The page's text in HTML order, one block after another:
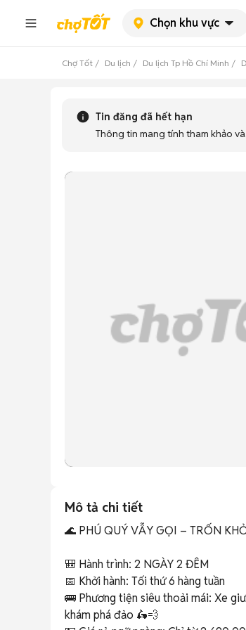
Chọn khu vực
Chợ Tốt Du lịch Du lịch Tp Hồ Chí Minh
Tin đăng đã hết hạn
Thông tin mang tính tham khảo
Mô tả chi tiết
🌊 PHÚ QUÝ VẪY GỌI – TRỐN
🎒 Hành trình: 2 NGÀY 2 ĐÊM
📅 Khởi hành: Tối thứ 6 hàng tuần
🚌 Phương tiện siêu thoải mái: Xe
khám phá đảo 🛵💨